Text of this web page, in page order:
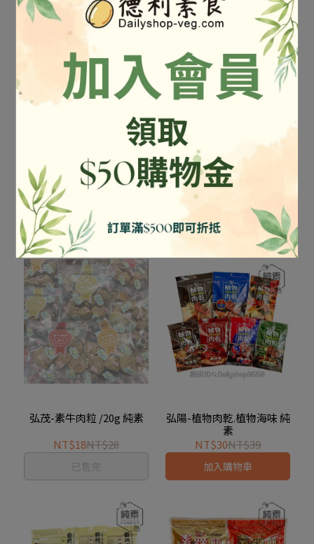
富貴香-辣味素香鬆 /300g
純素
NT$140
加入購物車
尚緣-海苔杏仁片 / 40g 純
素
NT$100
加入購物車
弘茂-素牛肉粒 /20g 純素
NT$18NT$20
已售完
弘陽-植物肉乾.植物海味 純
素
NT$30NT$39
加入購物車